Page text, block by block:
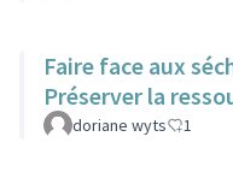
Faire face aux
Préserver la
doriane wyts 1